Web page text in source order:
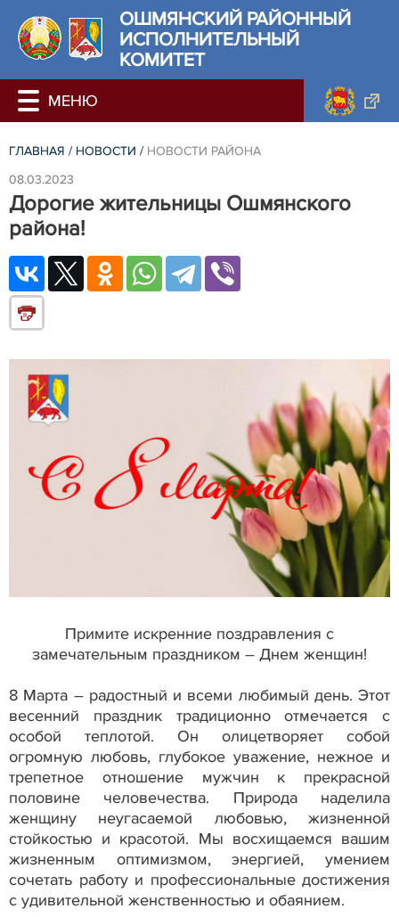
ОШМЯНСКИЙ РАЙОННЫЙ
ИСПОЛНИТЕЛЬНЫЙ
КОМИТЕТ
ГЛАВНАЯ / НОВОСТИ / НОВОСТИ РАЙОНА
08.03.2023
Дорогие жительницы Ошмянского
района!
Примите искренние поздравления с
замечательным праздником – Днем женщин!
8 Марта – радостный и всеми любимый день. Этот
весенний праздник традиционно отмечается с
особой теплотой. Он олицетворяет собой
огромную любовь, глубокое уважение, нежное и
трепетное отношение мужчин к прекрасной
половине человечества. Природа наделила
женщину неугасаемой любовью, жизненной
стойкостью и красотой. Мы восхищаемся вашим
жизненным оптимизмом, энергией, умением
сочетать работу и профессиональные достижения
с удивительной женственностью и обаянием.